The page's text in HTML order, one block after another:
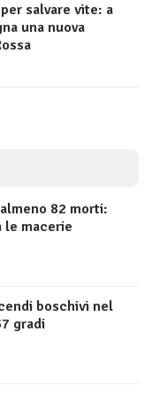
salvare vite: a
una nuova
82 morti:
le macerie
boschivi nel
gradi